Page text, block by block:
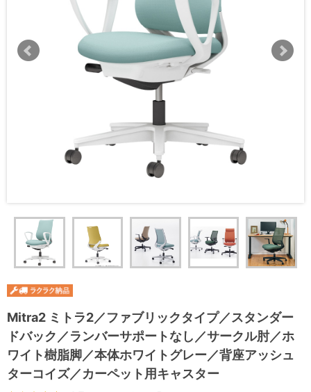
Mitra2 ミトラ2／ファブリックタイプ／スタンダー
ドバック／ランバーサポートなし／サークル肘／ホ
ワイト樹脂脚／本体ホワイトグレー／背座アッシュ
ターコイズ／カーペット用キャスター